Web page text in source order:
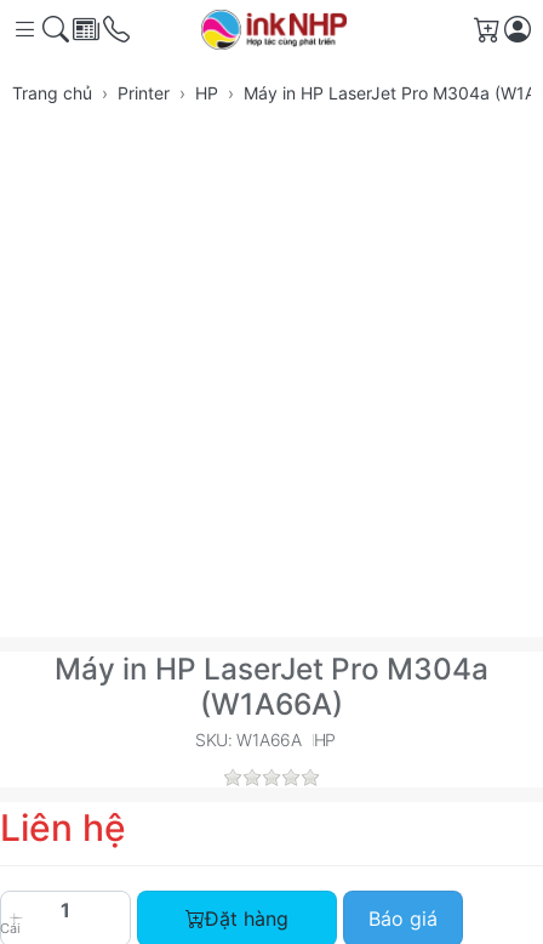
Giỏ
Trang chủ Printer HP Máy in HP LaserJet Pro M304a
Máy in HP LaserJet Pro M304a
(W1A66A)
SKU: W1A66A HP
Liên hệ
Cái
Máy in HP LaserJet Pro M304a (W1A66A) với
Đặt hàng Báo giá